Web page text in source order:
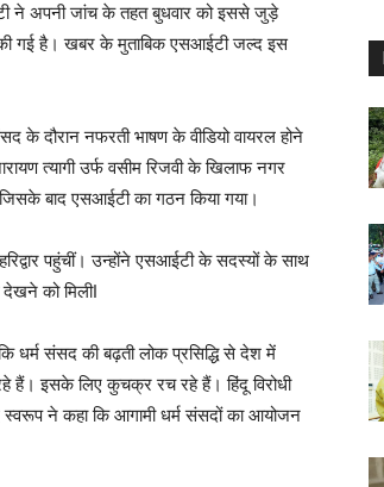
ने अपनी जांच के तहत बुधवार को इससे जुड़े
की गई है। खबर के मुताबिक एसआईटी जल्द इस
के दौरान नफरती भाषण के वीडियो वायरल होने
त्यागी उर्फ वसीम रिजवी के खिलाफ नगर
बाद एसआईटी का गठन किया गया।
पहुंचीं। उन्होंने एसआईटी के सदस्यों के साथ
को मिलीI
धर्म संसद की बढ़ती लोक प्रसिद्धि से देश में
हैं। इसके लिए कुचक्र रच रहे हैं। हिंदू विरोधी
ने कहा कि आगामी धर्म संसदों का आयोजन